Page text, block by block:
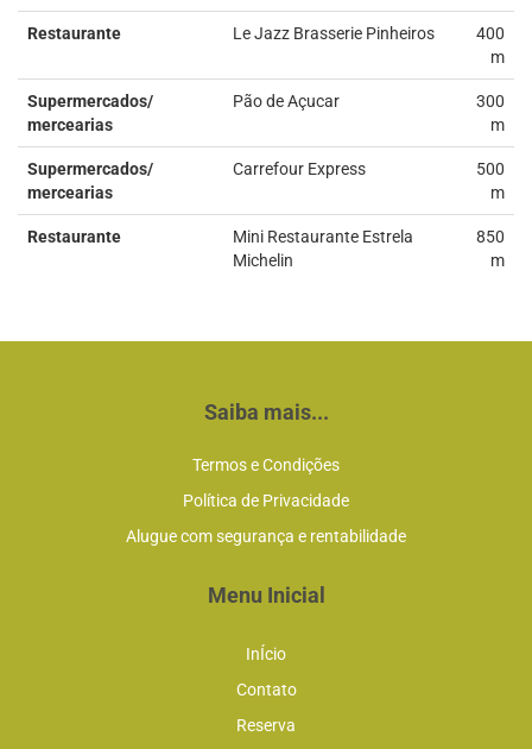
Restaurante Le Jazz Brasserie Pinheiros
400
m
Supermercados/
mercearias
Pão de Açucar
300
m
Supermercados/
mercearias
Carrefour Express
500
m
Restaurante
Mini Restaurante Estrela
Michelin
850
m
Saiba mais...
Termos e Condições
Política de Privacidade
Alugue com segurança e rentabilidade
Menu Inicial
InÍcio
Contato
Reserva